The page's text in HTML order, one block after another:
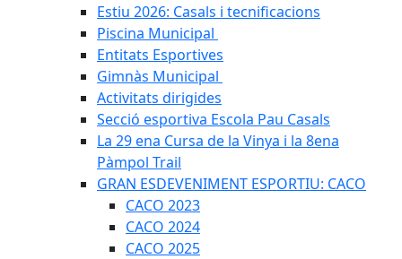
Estiu 2026: Casals i tecnificacions
Piscina Municipal
Entitats Esportives
Gimnàs Municipal
Activitats dirigides
Secció esportiva Escola Pau Casals
La 29 ena Cursa de la Vinya i la 8ena
Pàmpol Trail
GRAN ESDEVENIMENT ESPORTIU: CACO
CACO 2023
CACO 2024
CACO 2025